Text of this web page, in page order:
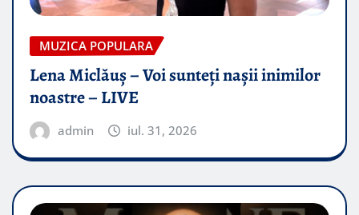
MUZICA POPULARA
Lena Miclăuș – Voi sunteți nașii inimilor
noastre – LIVE
admin iul. 31, 2026